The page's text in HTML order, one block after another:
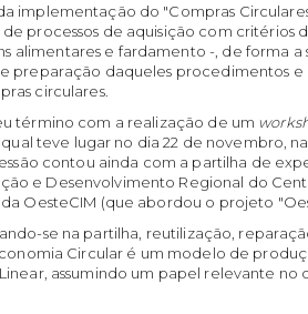
implementação do "Compras Circulares
processos de aquisição com critérios
alimentares e fardamento -, de forma a
preparação daqueles procedimentos
circulares.
término com a realização de um
teve lugar no dia 22 de novembro,
contou ainda com a partilha de
e Desenvolvimento Regional do
OesteCIM (que abordou o projeto
se na partilha, reutilização,
Circular é um modelo de
assumindo um papel relevante